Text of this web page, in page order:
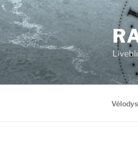
Zum
Inhalt
springen